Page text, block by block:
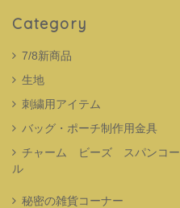
Category
7/8新商品
生地
刺繍用アイテム
バッグ・ポーチ制作用金具
チャーム ビーズ スパンコー
ル
秘密の雑貨コーナー